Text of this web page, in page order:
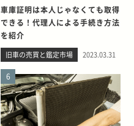
車庫証明は本人じゃなくても取得
できる！代理人による手続き方法
を紹介
旧車の売買と鑑定市場 2023.03.31
6